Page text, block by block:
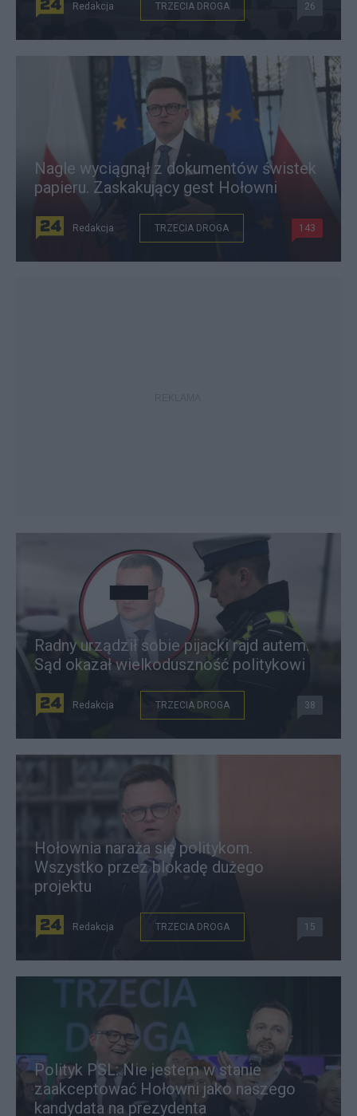
Redakcja TRZECIA DROGA 26
Nagle wyciągnął z dokumentów świstek
papieru. Zaskakujący gest Hołowni
Redakcja TRZECIA DROGA 143
Radny urządził sobie pijacki rajd autem.
Sąd okazał wielkoduszność politykowi
Redakcja TRZECIA DROGA 38
Hołownia naraża się politykom.
Wszystko przez blokadę dużego
projektu
Redakcja TRZECIA DROGA 15
Polityk PSL: Nie jestem w stanie
zaakceptować Hołowni jako naszego
kandydata na prezydenta